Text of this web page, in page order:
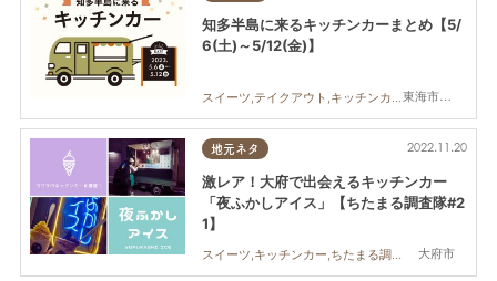
東海市,大府市,知多市,半田市,南知多町,常滑市,美浜町,東浦町
知多半島に来るキッチンカーまとめ【5/
6(土)～5/12(金)】
スイーツ,テイクアウト,キッチンカー,イベント,まとめ記事
地元ネタ
大府市
2022.11.20
激レア！大府で出会えるキッチンカー
「夜ふかしアイス」【ちたまる調査隊#2
1】
スイーツ,キッチンカー,ちたまる調査隊,カップル,友人,トレンド